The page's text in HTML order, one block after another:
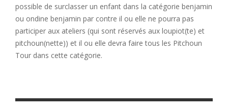
possible de surclasser un enfant dans la catégorie benjamin
ou ondine benjamin par contre il ou elle ne pourra pas
participer aux ateliers (qui sont réservés aux loupiot(te) et
pitchoun(nette)) et il ou elle devra faire tous les Pitchoun
Tour dans cette catégorie.